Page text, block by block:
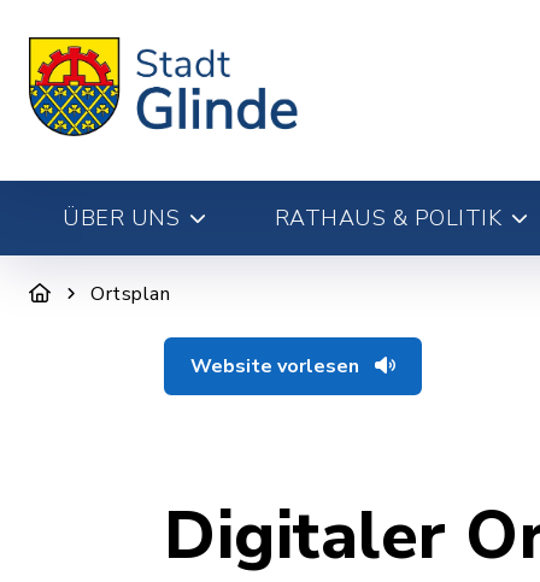
ÜBER UNS RATHAUS & POLITIK
Ortsplan
Website vorlesen
Digitaler